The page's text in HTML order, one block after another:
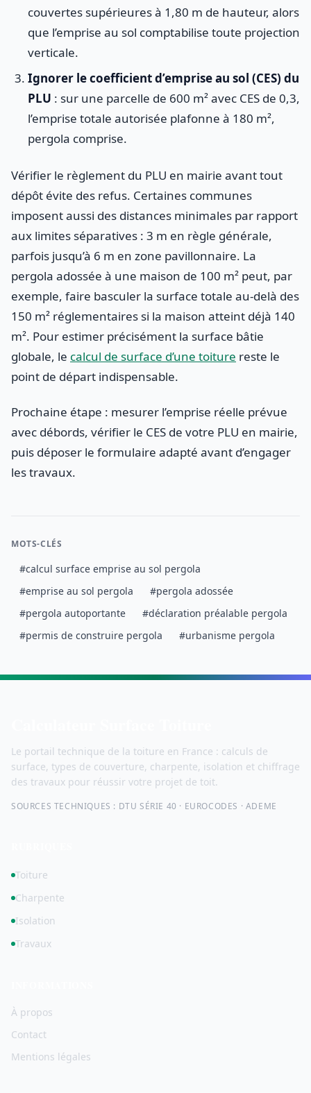
couvertes supérieures à 1,80 m de hauteur, alors
que l’emprise au sol comptabilise toute projection
verticale.
Ignorer le coefficient d’emprise au sol (CES) du
PLU : sur une parcelle de 600 m² avec CES de 0,3,
l’emprise totale autorisée plafonne à 180 m²,
pergola comprise.
Vérifier le règlement du PLU en mairie avant tout
dépôt évite des refus. Certaines communes
imposent aussi des distances minimales par rapport
aux limites séparatives : 3 m en règle générale,
parfois jusqu’à 6 m en zone pavillonnaire. La
pergola adossée à une maison de 100 m² peut, par
exemple, faire basculer la surface totale au-delà des
150 m² réglementaires si la maison atteint déjà 140
m². Pour estimer précisément la surface bâtie
globale, le calcul de surface d’une toiture reste le
point de départ indispensable.
Prochaine étape : mesurer l’emprise réelle prévue
avec débords, vérifier le CES de votre PLU en mairie,
puis déposer le formulaire adapté avant d’engager
les travaux.
MOTS-CLÉS
#calcul surface emprise au sol pergola
#emprise au sol pergola
#pergola adossée
#pergola autoportante
#déclaration préalable pergola
#permis de construire pergola
#urbanisme pergola
Le portail technique de la toiture en France : calculs de
surface, types de couverture, charpente, isolation et chiffrage
des travaux pour réussir votre projet de toit.
SOURCES TECHNIQUES : DTU SÉRIE 40 · EUROCODES · ADEME
Toiture
Charpente
Isolation
Travaux
À propos
Contact
Mentions légales